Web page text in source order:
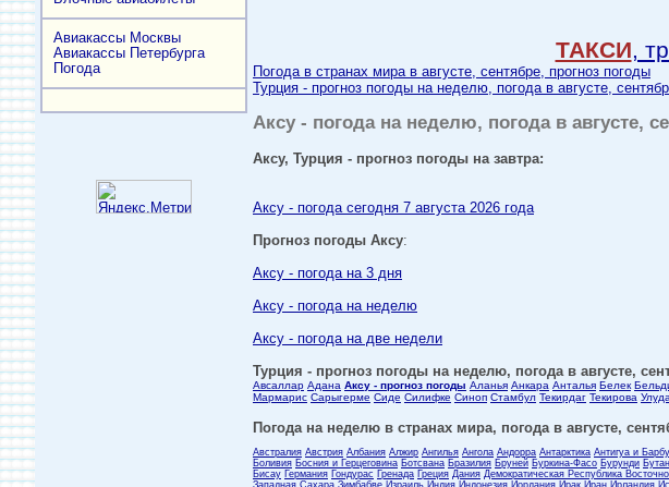
Авиакассы Москвы
Авиакассы Петербурга
Погода
ТАКСИ,
Погода в странах мира в августе, сентябре, прогноз погоды
Турция - прогноз погоды на неделю, погода в августе,
Аксу - погода на неделю, погода в августе,
Аксу, Турция - прогноз погоды на завтра:
Аксу - погода сегодня 7 августа 2026 года
Прогноз погоды Аксу:
Аксу - погода на 3 дня
Аксу - погода на неделю
Аксу - погода на две недели
Турция - прогноз погоды на неделю, погода в августе,
Авсаллар Адана Аксу - прогноз погоды Аланья Анкара Анталья Белек
Мармарис Сарыгерме Сиде Силифке Синоп Стамбул Текирдаг Текирова
Погода на неделю в странах мира, погода в августе,
Австралия Австрия Албания Алжир Ангилья Ангола Андорра Антарктика Антигуа и
Боливия Босния и Герцеговина Ботсвана Бразилия Бруней Буркина-Фасо Бурунди Бутан
Бисау Германия Гондурас Гренада Греция Дания Демократическая Республика
Западная Сахара Зимбабве Израиль Индия Индонезия Иордания Ирак Иран Ирландия